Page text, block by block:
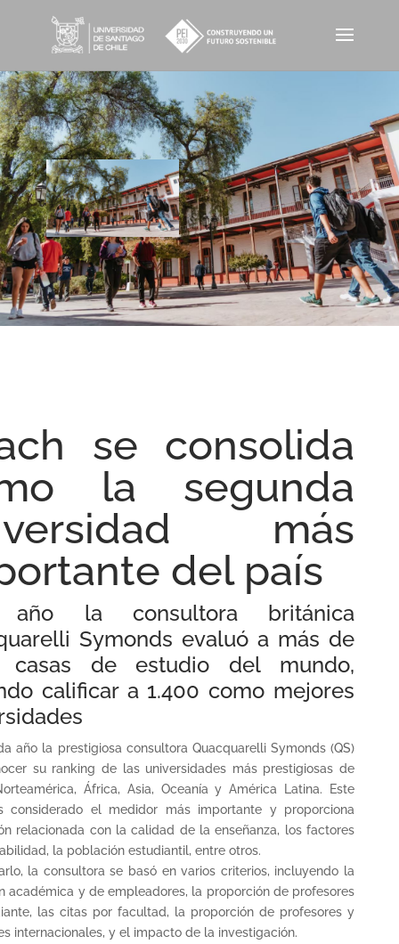
se consolida
la segunda
más
del país
año la consultora británica
Symonds evaluó a más de
casas de estudio del mundo,
calificar a 1.400 como mejores
año la prestigiosa consultora Quacquarelli Symonds(QS)
su ranking de las universidades más prestigiosas de
África, Asia, Oceanía y América Latina. Este
considerado el medidor más importante y proporciona
relacionada con la calidad de la enseñanza, los factores
la población estudiantil, entre otros.
la consultora se basó en varios criterios, incluyendo la
académica y de empleadores, la proporción de profesores
las citas por facultad, la proporción de profesores y
internacionales, y el impacto de la investigación.